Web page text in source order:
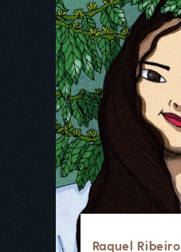
Raquel Ribeiro